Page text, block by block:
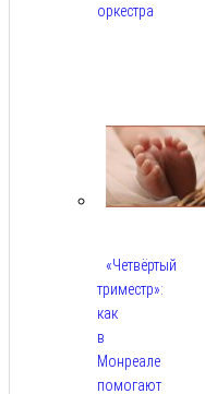
оркестра
«Четвёртый
триместр»:
как
в
Монреале
помогают